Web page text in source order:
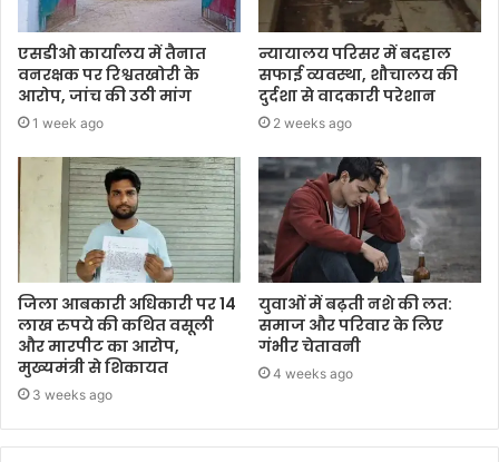
एसडीओ कार्यालय में तैनात
वनरक्षक पर रिश्वतखोरी के
आरोप, जांच की उठी मांग
1 week ago
न्यायालय परिसर में बदहाल
सफाई व्यवस्था, शौचालय की
दुर्दशा से वादकारी परेशान
2 weeks ago
जिला आबकारी अधिकारी पर 14
लाख रुपये की कथित वसूली
और मारपीट का आरोप,
मुख्यमंत्री से शिकायत
3 weeks ago
युवाओं में बढ़ती नशे की लत:
समाज और परिवार के लिए
गंभीर चेतावनी
4 weeks ago